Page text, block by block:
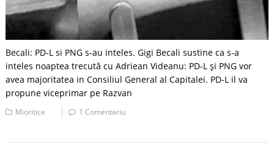
Becali: PD-L si PNG s-au inteles. Gigi Becali sustine ca s-a
inteles noaptea trecută cu Adriean Videanu: PD-L şi PNG vor
avea majoritatea in Consiliul General al Capitalei. PD-L il va
propune viceprimar pe Razvan
Mioritice 1 Comentariu